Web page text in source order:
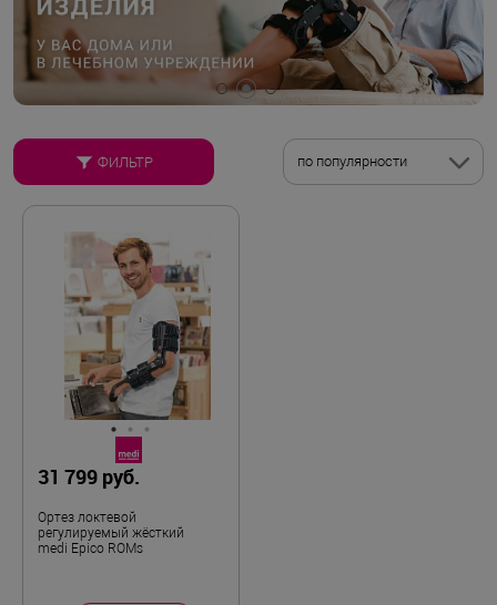
ФИЛЬТР по популярности
31 799 руб.
Ортез локтевой
регулируемый жёсткий
medi Epico ROMs